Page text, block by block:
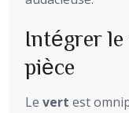
Intégrer le
pièce
Le vert est